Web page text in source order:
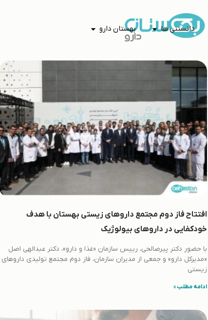
دانستنی ها بهستان دارو
افتتاح فاز دوم مجتمع داروهای زیستی بهستان با هدف
خودکفایی در داروهای بیولوژیک
با حضور دکتر پیرصالحی، رییس سازمان «غذا و دارو»، دکتر عبدالهی اصل
«مدیرکل دارو» و جمعی از مدیران سازمان، فاز دوم مجتمع تولیدی داروهای
زیستی
ادامه مطلب »